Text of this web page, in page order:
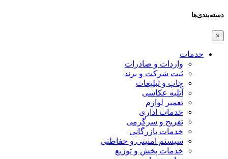
دسته‌بندی‌ها
×
خدمات
واردات و صادرات
ثبت شرکت و برند
چاپ و تبلیغات
آتلیه عکاسی
تعمیر لوازم
خدمات اداری
تفریح و سرگرمی
خدمات بازرگانی
سیستم امنیتی و حفاظتی
خدمات پخش و توزیع